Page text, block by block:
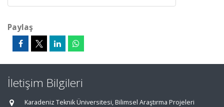
Paylaş
İletişim Bilgileri
Karadeniz Teknik Üniversitesi, Bilimsel Araştırma Projeleri